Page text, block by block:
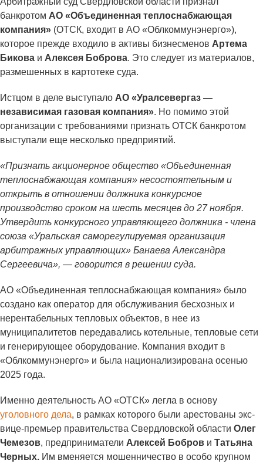
банкротом АО «Объединенная теплоснабжающая
компания» (ОТСК, входит в АО «Облкоммунэнерго»),
которое прежде входило в активы бизнесменов Артема
Бикова и Алексея Боброва. Это следует из материалов,
размешенных в картотеке суда.
Истцом в деле выступало АО «Уралсевергаз —
независимая газовая компания». Но помимо этой
организации с требованиями признать ОТСК банкротом
выступали еще несколько предприятий.
«Признать акционерное общество «Объединенная
теплоснабжающая компания» несостоятельным и
открыть в отношении должника конкурсное
производство сроком на шесть месяцев до 27 ноября.
Утвердить конкурсного управляющего должника - члена
союза «Уральская саморегулируемая организация
арбитражных управляющих» Банаева Александра
Сергеевича», — говорится в решении суда.
АО «Объединенная теплоснабжающая компания» было
создано как оператор для обслуживания бесхозных и
нерентабельных тепловых объектов, в нее из
муниципалитетов передавались котельные, тепловые сети
и генерирующее оборудование. Компания входит в
«Облкоммунэнерго» и была национализирована осенью
2025 года.
Именно деятельность АО «ОТСК» легла в основу
уголовного дела, в рамках которого были арестованы экс-
вице-премьер правительства Свердловской области Олег
Чемезов, предприниматели Алексей Бобров и Татьяна
Черных. Им вменяется мошенничество в особо крупном